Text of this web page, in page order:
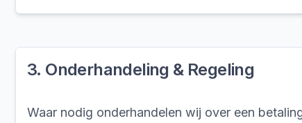
3. Onderhandeling & Regeling
Waar nodig onderhandelen wij over een